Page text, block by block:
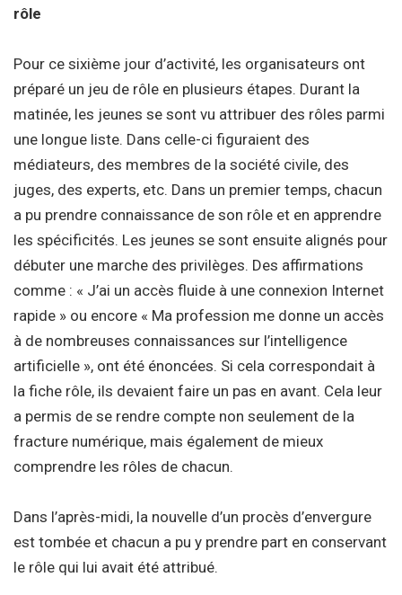
rôle
Pour ce sixième jour d’activité, les organisateurs ont
préparé un jeu de rôle en plusieurs étapes. Durant la
matinée, les jeunes se sont vu attribuer des rôles parmi
une longue liste. Dans celle-ci figuraient des
médiateurs, des membres de la société civile, des
juges, des experts, etc. Dans un premier temps, chacun
a pu prendre connaissance de son rôle et en apprendre
les spécificités. Les jeunes se sont ensuite alignés pour
débuter une marche des privilèges. Des affirmations
comme : « J’ai un accès fluide à une connexion Internet
rapide » ou encore « Ma profession me donne un accès
à de nombreuses connaissances sur l’intelligence
artificielle », ont été énoncées. Si cela correspondait à
la fiche rôle, ils devaient faire un pas en avant. Cela leur
a permis de se rendre compte non seulement de la
fracture numérique, mais également de mieux
comprendre les rôles de chacun.
Dans l’après-midi, la nouvelle d’un procès d’envergure
est tombée et chacun a pu y prendre part en conservant
le rôle qui lui avait été attribué.